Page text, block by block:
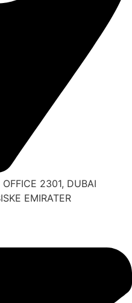
2301, DUBAI
EMIRATER